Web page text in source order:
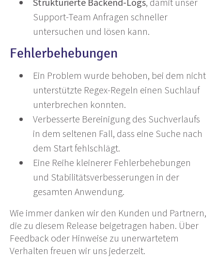
Support-Team Anfragen schneller
untersuchen und lösen kann.
Fehlerbehebungen
Ein Problem wurde behoben, bei dem nicht
unterstützte Regex-Regeln einen Suchlauf
unterbrechen konnten.
Verbesserte Bereinigung des Suchverlaufs
in dem seltenen Fall, dass eine Suche nach
dem Start fehlschlägt.
Eine Reihe kleinerer Fehlerbehebungen
und Stabilitätsverbesserungen in der
gesamten Anwendung.
Wie immer danken wir den Kunden und Partnern,
die zu diesem Release beigetragen haben. Über
Feedback oder Hinweise zu unerwartetem
Verhalten freuen wir uns jederzeit.